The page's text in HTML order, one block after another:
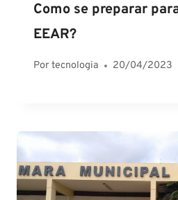
Como se preparar
EEAR?
Portecnologia 20/04/2023